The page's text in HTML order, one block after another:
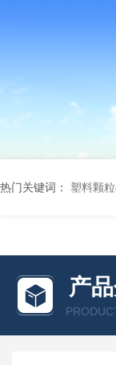
热门关键词： 塑料颗
产